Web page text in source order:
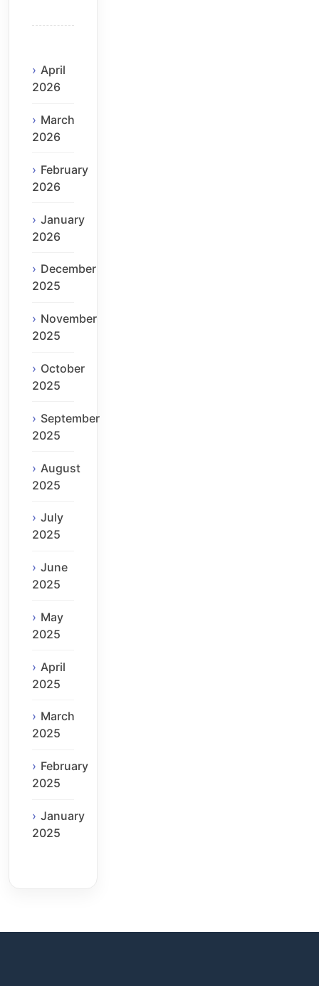
April
2026
March
2026
February
2026
January
2026
December
2025
November
2025
October
2025
September
2025
August
2025
July
2025
June
2025
May
2025
April
2025
March
2025
February
2025
January
2025